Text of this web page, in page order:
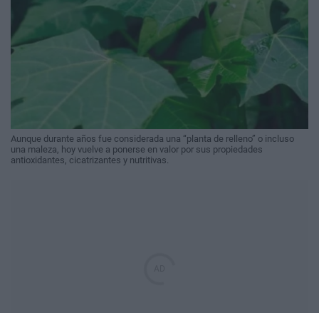
Aunque durante años fue considerada una “planta de relleno” o incluso
una maleza, hoy vuelve a ponerse en valor por sus propiedades
antioxidantes, cicatrizantes y nutritivas.